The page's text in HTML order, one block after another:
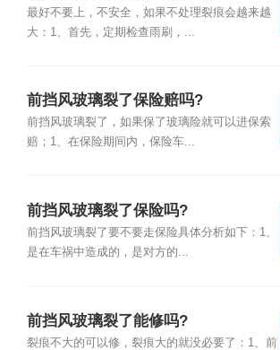
最好不要上，不安全，如果不处理裂痕会越来越
大：1、首先，定期检查雨刷，...
前挡风玻璃裂了保险赔吗?
前挡风玻璃裂了，如果保了玻璃险就可以进保索
赔；1、在保险期间内，保险车...
前挡风玻璃裂了保险吗?
前挡风玻璃裂了要不要走保险具体分析如下：1、
是在车祸中造成的，是对方的...
前挡风玻璃裂了能修吗?
裂痕不大的可以修，裂痕大的就没必要了：1、前